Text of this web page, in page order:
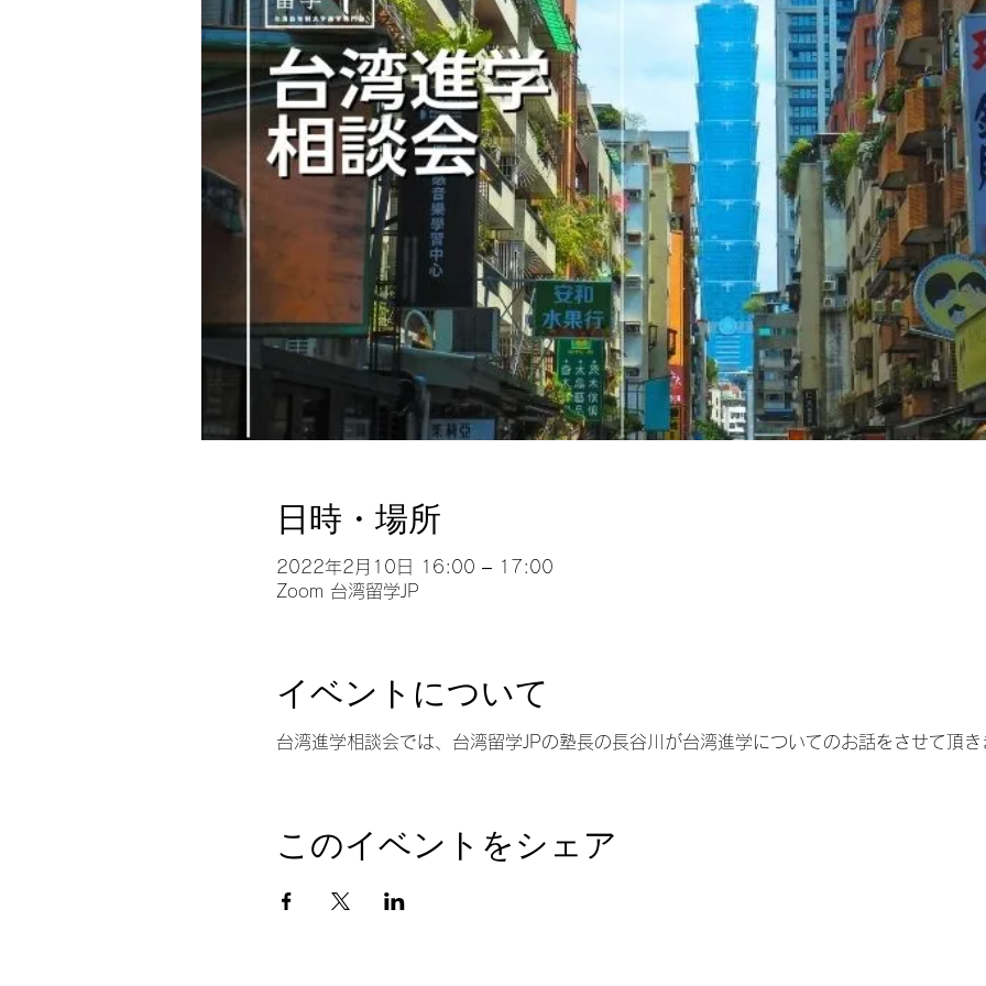
日時・場所
2022年2月10日 16:00 – 17:00
Zoom 台湾留学JP
イベントについて
台湾進学相談会では、台湾留学JPの塾長の長谷川が台湾進学についてのお話をさせて頂き
このイベントをシェア